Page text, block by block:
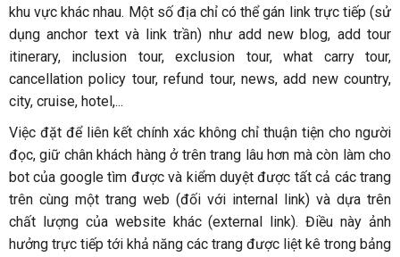
khu vực khác nhau. Một số địa chỉ có thể gán link trực tiếp (sử
dụng anchor text và link trần) như add new blog, add tour
itinerary, inclusion tour, exclusion tour, what carry tour,
cancellation policy tour, refund tour, news, add new country,
city, cruise, hotel,...
Việc đặt để liên kết chính xác không chỉ thuận tiện cho người
đọc, giữ chân khách hàng ở trên trang lâu hơn mà còn làm cho
bot của google tìm được và kiểm duyệt được tất cả các trang
trên cùng một trang web (đối với internal link) và dựa trên
chất lượng của website khác (external link). Điều này ảnh
hưởng trực tiếp tới khả năng các trang được liệt kê trong bảng